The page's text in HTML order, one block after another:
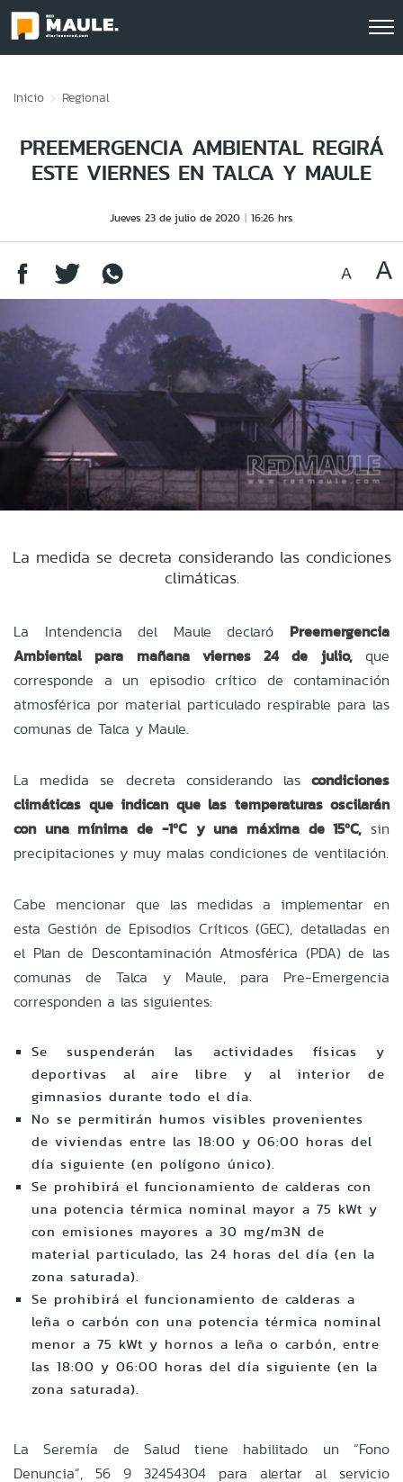
Inicio Regional
PREEMERGENCIA AMBIENTAL REGIRÁ
ESTE VIERNES EN TALCA Y MAULE
Jueves 23 de julio de 2020 16:26 hrs
La medida se decreta considerando las condiciones
climáticas.
La Intendencia del Maule declaró Preemergencia
Ambiental para mañana viernes 24 de julio,que
corresponde a un episodio crítico de contaminación
atmosférica por material particulado respirable para las
comunas de Talca y Maule.
La medida se decreta considerando las condiciones
climáticas que indican que las temperaturas oscilarán
con una mínima de -1ºC y una máxima de 15ºC, sin
precipitaciones y muy malas condiciones de ventilación.
Cabe mencionar que las medidas a implementar en
esta Gestión de Episodios Críticos (GEC), detalladas en
el Plan de Descontaminación Atmosférica (PDA) de las
comunas de Talca y Maule, para Pre-Emergencia
corresponden a las siguientes:
Se suspenderán las actividades físicas y
deportivas al aire libre y al interior de
gimnasios durante todo el día.
No se permitirán humos visibles provenientes
de viviendas entre las 18:00 y 06:00 horas del
día siguiente (en polígono único).
Se prohibirá el funcionamiento de calderas con
una potencia térmica nominal mayor a 75 kWt y
con emisiones mayores a 30 mg/m3N de
material particulado, las 24 horas del día (en la
zona saturada).
Se prohibirá el funcionamiento de calderas a
leña o carbón con una potencia térmica nominal
menor a 75 kWt y hornos a leña o carbón, entre
las 18:00 y 06:00 horas del día siguiente (en la
zona saturada).
La Seremía de Salud tiene habilitado un “Fono
Denuncia”, 56 9 32454304 para alertar al servicio